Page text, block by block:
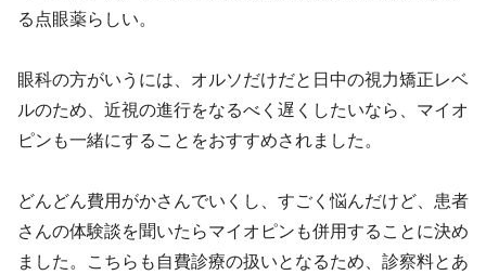
る点眼薬らしい。
眼科の方がいうには、オルソだけだと日中の視力矯正レベ
ルのため、近視の進行をなるべく遅くしたいなら、マイオ
ピンも一緒にすることをおすすめされました。
どんどん費用がかさんでいくし、すごく悩んだけど、患者
さんの体験談を聞いたらマイオピンも併用することに決め
ました。こちらも自費診療の扱いとなるため、診察料とあ